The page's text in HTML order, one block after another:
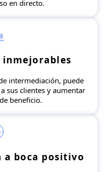
en directo.
intermediación, puede
sus clientes y aumentar
beneficio.
a boca positivo